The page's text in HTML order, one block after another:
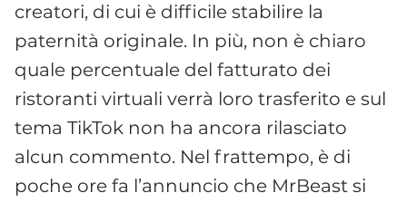
creatori, di cui è difficile stabilire la
paternità originale. In più, non è chiaro
quale percentuale del fatturato dei
ristoranti virtuali verrà loro trasferito e sul
tema TikTok non ha ancora rilasciato
alcun commento. Nel frattempo, è di
poche ore fa l’annuncio che MrBeast si